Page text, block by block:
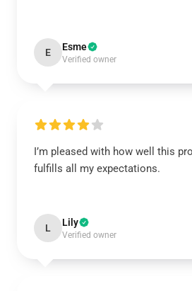
E Esme
Verified owner
I’m pleased with how well this
fulfills all my expectations.
L Lily
Verified owner